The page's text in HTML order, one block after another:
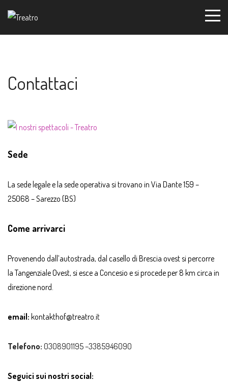
Contattaci
Sede
La sede legale e la sede operativa si trovano in Via Dante 159 –
25068 – Sarezzo (BS)
Come arrivarci
Provenendo dall’autostrada, dal casello di Brescia ovest si percorre
la Tangenziale Ovest, si esce a Concesio e si procede per 8 km circa in
direzione nord.
email: kontakthof@treatro.it
Telefono: 0308901195 –3385946090
Seguici sui nostri social: